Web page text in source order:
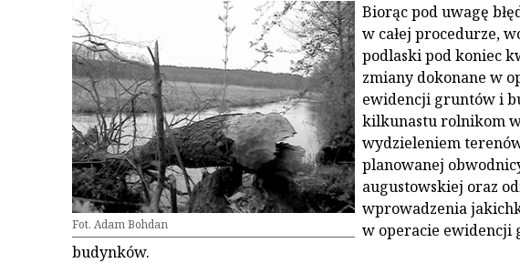
Fot. Adam Bohdan
Biorąc pod uwagę
w całej procedurze,
podlaski pod koniec
zmiany dokonane w
ewidencji gruntów i
kilkunastu rolnikom
wydzieleniem
planowanej
augustowskiej oraz
wprowadzenia
w operacie ewidencji
budynków.